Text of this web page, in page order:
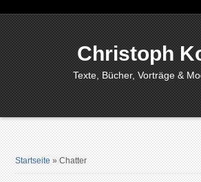
Christoph
Texte, Bücher, Vorträge &
Startseite »Chatter